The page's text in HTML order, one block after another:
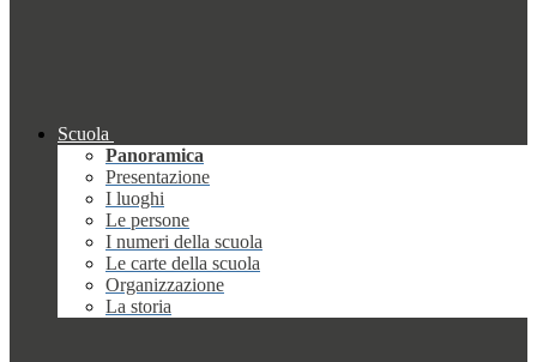
Scuola
Panoramica
Presentazione
I luoghi
Le persone
I numeri della scuola
Le carte della scuola
Organizzazione
La storia